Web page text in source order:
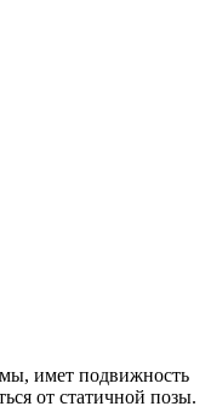
имет подвижность
от статичной позы.